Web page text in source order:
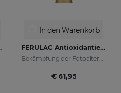
In den Warenkorb
FERULAC Antioxidantien-Creme-Gel
€ 61,95